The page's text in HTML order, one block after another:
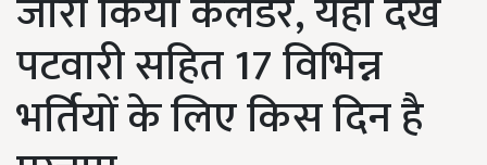
पटवारी सहित 17 विभिन्न
भर्तियों के लिए किस दिन है